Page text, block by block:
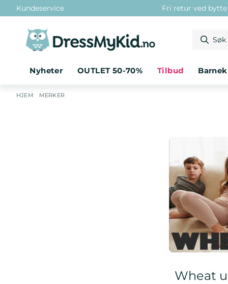
Hopp til innhold
Kundeservice Fri retur ved
Nyheter OUTLET 50-70% tilbud
HJEM MERKER
Wheat